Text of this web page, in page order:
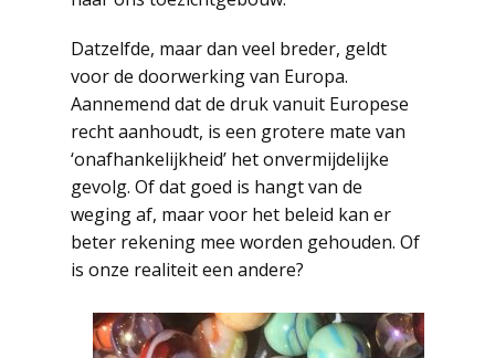
Datzelfde, maar dan veel breder, geldt
voor de doorwerking van Europa.
Aannemend dat de druk vanuit Europese
recht aanhoudt, is een grotere mate van
‘onafhankelijkheid’ het onvermijdelijke
gevolg. Of dat goed is hangt van de
weging af, maar voor het beleid kan er
beter rekening mee worden gehouden. Of
is onze realiteit een andere?